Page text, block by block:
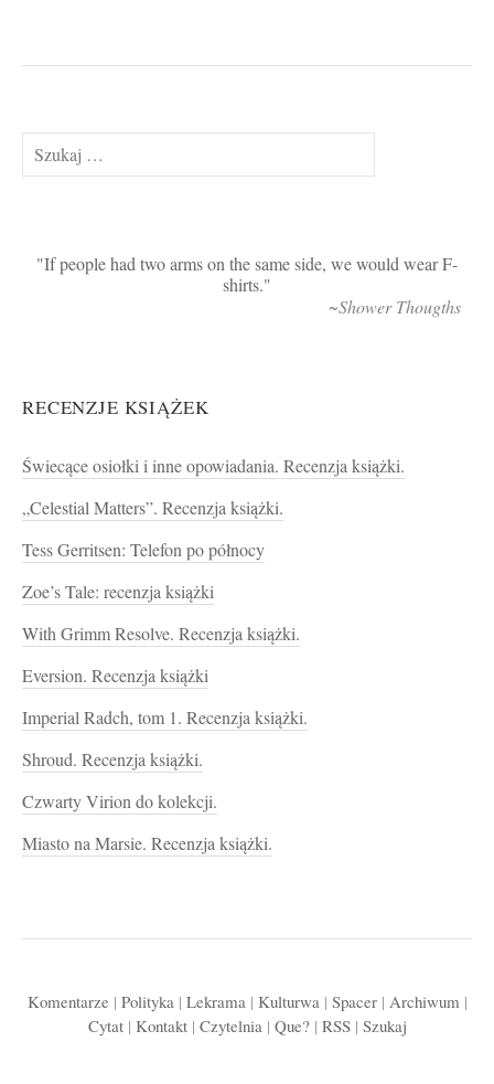
Szukaj:
If people had two arms on the same side, we would wear F-
shirts.
~Shower Thougths
RECENZJE KSIĄŻEK
Świecące osiołki i inne opowiadania. Recenzja książki.
„Celestial Matters”. Recenzja książki.
Tess Gerritsen: Telefon po północy
Zoe’s Tale: recenzja książki
With Grimm Resolve. Recenzja książki.
Eversion. Recenzja książki
Imperial Radch, tom 1. Recenzja książki.
Shroud. Recenzja książki.
Czwarty Virion do kolekcji.
Miasto na Marsie. Recenzja książki.
Komentarze | Polityka | Lekrama | Kulturwa | Spacer| Archiwum |
Cytat| Kontakt| Czytelnia | Que? | RSS| Szukaj